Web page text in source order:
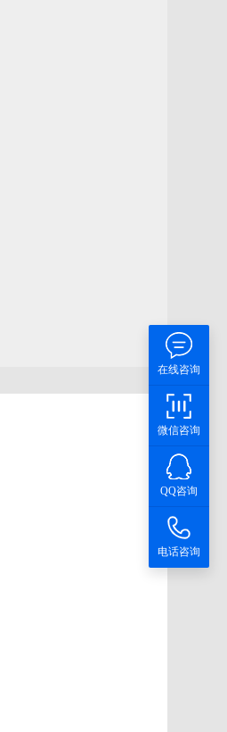
在线咨询
微信咨询
QQ咨询
电话咨询